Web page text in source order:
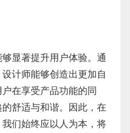
显著提升用户体验。通
计师能够创造出更加自
在享受产品功能的同
舒适与和谐。因此，在
们始终应以人为本，将